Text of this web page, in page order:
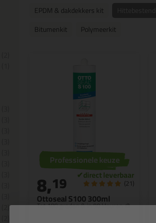
EPDM & dakdekkers kit
Bitumenkit
Polymeerkit
Ottoseal S100 300ml
Tot 180 graden & in 90 kleuren 🎨
Professionele keuze
8,19 (21)